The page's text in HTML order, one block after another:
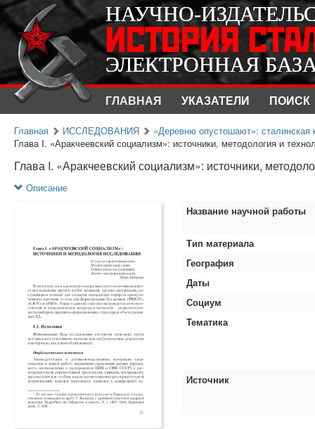
НАУЧНО-
ИСТОРИЯ
ЭЛЕКТРОННАЯ
ГЛАВНАЯ УКАЗАТЕЛИ ПОИСК
НАУЧНО-
ИСТОРИЯ
ЭЛЕКТРОННАЯ
Главная ИССЛЕДОВАНИЯ
«Деревню опустошают»: сталинская
Глава I. «Аракчеевский социализм»: источники, методология и
Глава I. «Аракчеевский социализм»: источники,
Описание
Название научной работы
Тип материала
География
Даты
Социум
Тематика
Источник